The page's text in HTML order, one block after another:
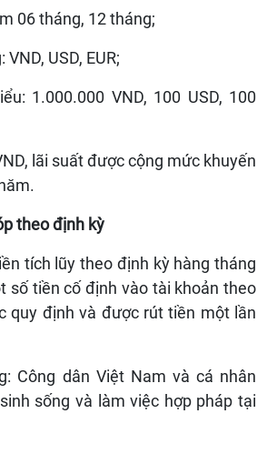
06 tháng, 12 tháng;
USD, EUR;
1.000.000 VND, 100 USD, 100
lãi suất được cộng mức khuyến
theo định kỳ
tích lũy theo định kỳ hàng tháng
số tiền cố định vào tài khoản theo
quy định và được rút tiền một lần
Công dân Việt Nam và cá nhân
sống và làm việc hợp pháp tại